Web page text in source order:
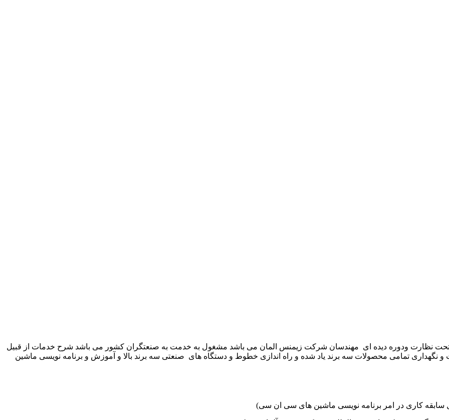
تکنوست با مدیریت مهندس علی فرخانی که از سال ۱۳۶۵ تحت نظارت ودوره دیده ای مهندسان شرکت زیمنس المان می باشد مشغول به خدمت به صنعتگران کشور می باشد شرح خدمات از قبیل
نگهداری تمامی محصولات سه برند یاد شده و راه اندازی خطوط و دستگاه های صنعتی سه برند بالا و آموزش و برنامه نویسی ماشین